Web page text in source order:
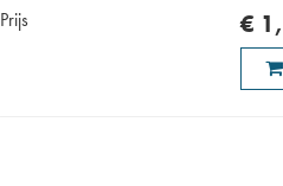
Prijs
€ 1,